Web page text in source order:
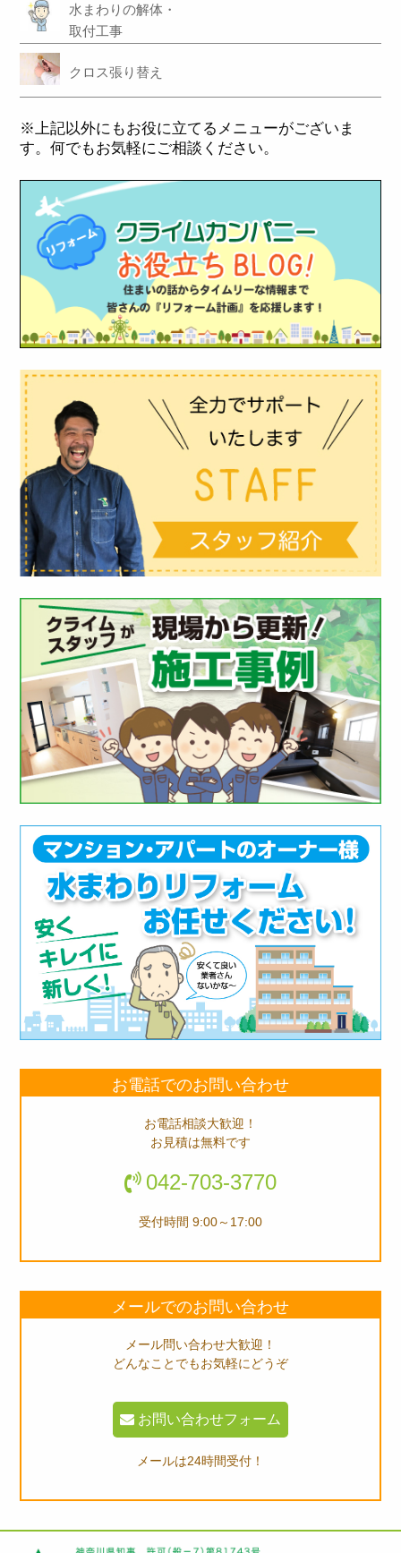
水まわりの解体・
取付工事
クロス張り替え
※上記以外にもお役に立てるメニューがございま
す。何でもお気軽にご相談ください。
お電話でのお問い合わせ
お電話相談大歓迎！
お見積は無料です
042-703-3770
受付時間 9:00～17:00
メールでのお問い合わせ
メール問い合わせ大歓迎！
どんなことでもお気軽にどうぞ
お問い合わせフォーム
メールは24時間受付！